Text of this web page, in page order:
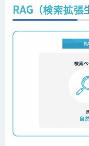
RAG（検索拡張